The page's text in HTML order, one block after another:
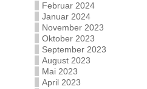
Februar 2024
Januar 2024
November 2023
Oktober 2023
September 2023
August 2023
Mai 2023
April 2023